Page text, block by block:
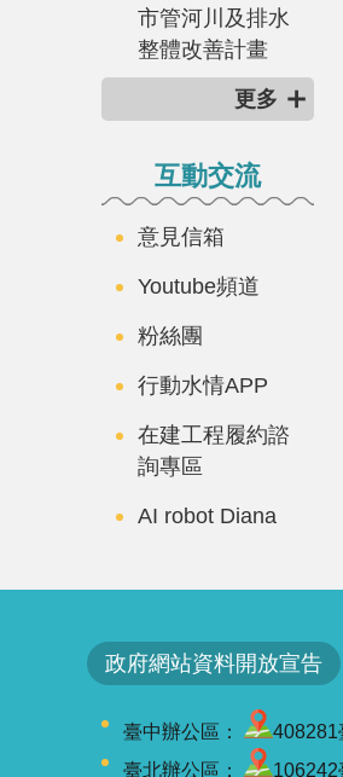
市管河川及排水
整體改善計畫
更多
互動交流
意見信箱
Youtube頻道
粉絲團
行動水情APP
在建工程履約諮
詢專區
AI robot Diana
政府網站資料開放宣告
臺中辦公區：
408281
臺北辦公區：